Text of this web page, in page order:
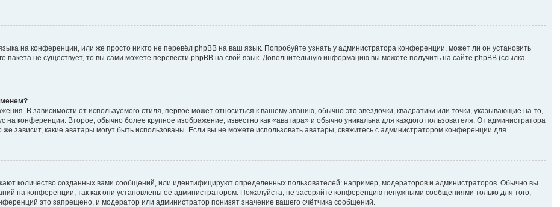
на конференции, или же просто никто не перевёл phpBB на ваш язык. Попробуйте узнать у администратора конференции, может ли он установить
пакета не существует, то вы сами можете перевести phpBB на свой язык. Дополнительную информацию вы можете получить на сайте phpBB (ссылка
В зависимости от используемого стиля, первое может относиться к вашему званию, обычно это звёздочки, квадратики или точки, указывающие на то,
на конференции. Второе, обычно более крупное изображение, известно как «аватара» и обычно уникальна для каждого пользователя. От администратора
же зависит, какие аватары могут быть использованы. Если вы не можете использовать аватары, свяжитесь с администратором конференции для
количество созданных вами сообщений, или идентифицируют определенных пользователей: например, модераторов и администраторов. Обычно вы
на конференции, так как они установлены её администратором. Пожалуйста, не засоряйте конференцию ненужными сообщениями только для того,
это запрещено, и модератор или администратор понизят значение вашего счётчика сообщений.